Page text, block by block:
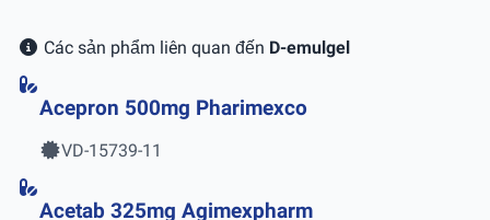
Các sản phẩm liên quan đến D-emulgel
Acepron 500mg Pharimexco
VD-15739-11
Acetab 325mg Agimexpharm